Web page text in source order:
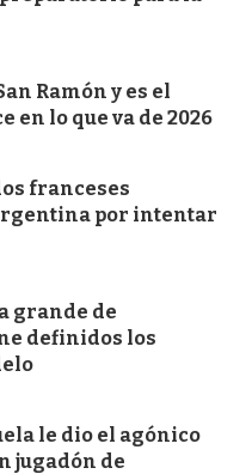
Ramón y es el
en lo que va de 2026
franceses
por intentar
grande de
definidos los
le dio el agónico
jugadón de